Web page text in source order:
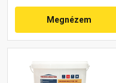
Megnézem